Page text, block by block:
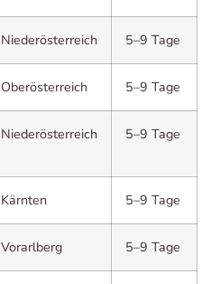
Niederösterreich 5–9 Tage
Oberösterreich 5–9 Tage
Niederösterreich 5–9 Tage
Kärnten 5–9 Tage
Vorarlberg 5–9 Tage